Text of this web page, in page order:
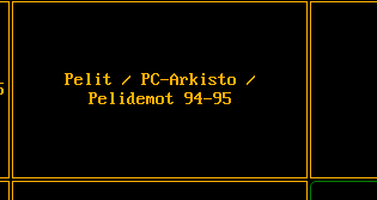
Pelit / PC-Arkisto /
Pelidemot 94-95